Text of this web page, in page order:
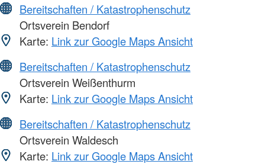
Bereitschaften / Katastrophenschutz
Ortsverein Bendorf
Karte: Link zur Google Maps Ansicht
Bereitschaften / Katastrophenschutz
Ortsverein Weißenthurm
Karte: Link zur Google Maps Ansicht
Bereitschaften / Katastrophenschutz
Ortsverein Waldesch
Karte: Link zur Google Maps Ansicht